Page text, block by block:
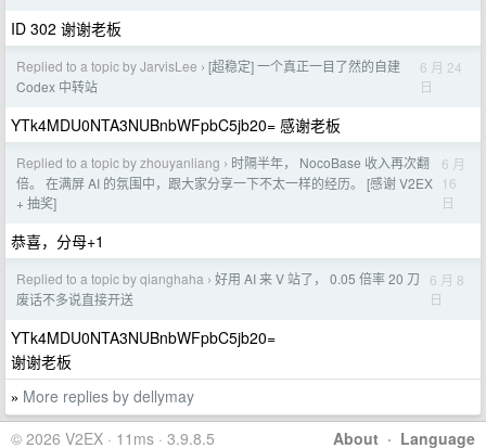
ID 302 谢谢老板
Replied to a topic by JarvisLee › [超稳定] 一个真正一目了然的自建
Codex 中转站
6 月 24
日
YTk4MDU0NTA3NUBnbWFpbC5jb20= 感谢老板
Replied to a topic by zhouyanliang › 时隔半年， NocoBase 收入再次翻
倍。 在满屏 AI 的氛围中，跟大家分享一下不太一样的经历。 [感谢 V2EX
+ 抽奖]
6 月
16
日
恭喜，分母+1
Replied to a topic by qianghaha › 好用 AI 来 V 站了， 0.05 倍率 20 刀
废话不多说直接开送
6 月 8
日
YTk4MDU0NTA3NUBnbWFpbC5jb20=
谢谢老板
» More replies by dellymay
About · Language
© 2026 V2EX · 11ms · 3.9.8.5